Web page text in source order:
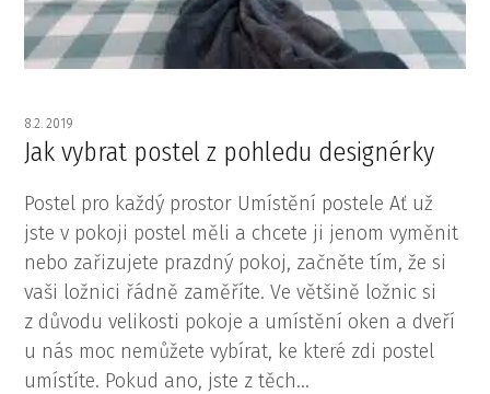
8.2. 2019
Jak vybrat postel z pohledu designérky
Postel pro každý prostor Umístění postele Ať už
jste v pokoji postel měli a chcete ji jenom vyměnit
nebo zařizujete prazdný pokoj, začněte tím, že si
vaši ložnici řádně zaměříte. Ve většině ložnic si
z důvodu velikosti pokoje a umístění oken a dveří
u nás moc nemůžete vybírat, ke které zdi postel
umístíte. Pokud ano, jste z těch...